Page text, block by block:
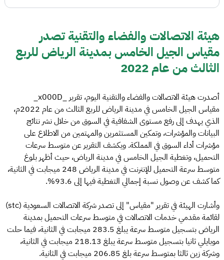
هيئة الاتصالات والفضاء والتقنية تصدر
مقياس الجيل الخامس بمدينة الرياض للربع
الثالث من عام 2022
أصدرت هيئة الاتصالات والفضاء والتقنية اليوم، تقرير _x000D_
مقياس الجيل الخامس في مدينة الرياض للربع الثالث من عام 2022م،
الذي يهدف إلى رفع مستوى الشفافية في السوق من خلال نشر نتائج
البيانات والمؤشرات، وتمكين المستثمرين والمهتمين من الاطلاع على
مؤشرات أداء السوق في المملكة. ويكشف التقرير عن متوسط سرعات
التحميل، وتغطية الجيل الخامس في مدينة الرياض، حيث أظهر بلوغ
متوسط سرعة التحميل للإنترنت في مدينة الرياض 248 ميجابت في الثانية،
كما كشف عن وصول نسبة إجمالي التغطية فيها إلى 93.6%.
وأشارت الهيئة في تقرير "مقياس" إلى تصدر شركة الاتصالات السعودية (stc)
لقائمة مقدمي خدمات الاتصالات في متوسط سرعات التحميل بمدينة
الرياض بتسجيل متوسط سرعة يبلغ 283.5 ميجابت في الثانية، فيما حلت
موبايلي ثانيا بتسجيل متوسط سرعة يبلغ 218.13 ميجابت في الثانية،
وشركة زين ثالثا بمتوسط سرعة بلغ 206.85 ميجابت في الثانية.